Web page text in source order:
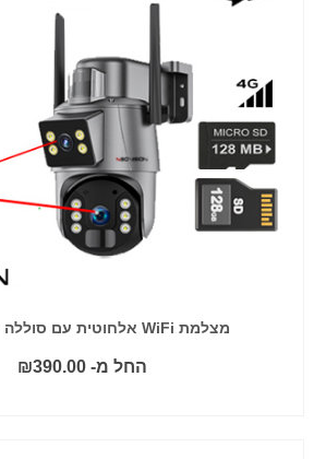
מצלמת WiFi אלחוטית עם סוללה PTZ 4MP
החל מ- ₪390.00